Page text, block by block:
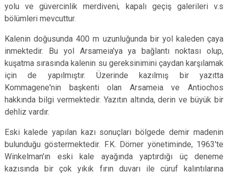
yolu ve güvercinlik merdiveni, kapalı geçiş galerileri v.s
bölümleri mevcuttur.
Kalenin doğusunda 400 m uzunluğunda bir yol kaleden çaya
inmektedir. Bu yol Arsameia'ya ya bağlantı noktası olup,
kuşatma sırasında kalenin su gereksinimini çaydan karşılamak
için de yapılmıştır. Üzerinde kazılmış bir yazıtta
Kommagene'nin başkenti olan Arsameia ve Antiochos
hakkında bilgi vermektedir. Yazıtın altında, derin ve büyük bir
dehliz vardır.
Eski kalede yapılan kazı sonuçları bölgede demir madenin
bulunduğu göstermektedir. F.K. Dörner yönetiminde, 1963'te
Winkelman'ın eski kale ayağında yaptırdığı üç deneme
kazısında bir çok yıkık fırın duvarı ile cüruf kalıntılarına